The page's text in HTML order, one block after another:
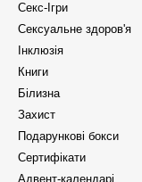
Секс-Ігри
Сексуальне здоров'я
Інклюзія
Книги
Білизна
Захист
Подарункові бокси
Сертифікати
Адвент-календарі